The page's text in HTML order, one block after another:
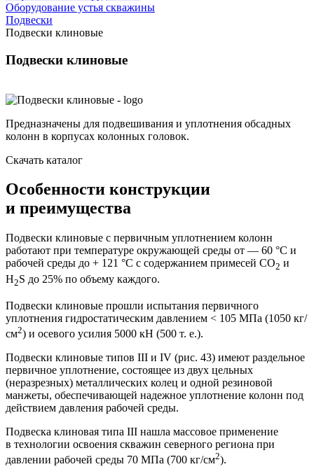
Оборудование устья скважины
Подвески
Подвески клиновые
Подвески клиновые
Предназначены для подвешивания и уплотнения обсадных
колонн в корпусах колонных головок.
Скачать каталог
Особенности конструкции
и преимущества
Подвески клиновые с первичным уплотнением колонн
работают при температуре окружающей среды от — 60 °С и
рабочей среды до + 121 °С с содержанием примесей СО2 и
H2S до 25% по объему каждого.
Подвески клиновые прошли испытания первичного
уплотнения гидростатическим давлением < 105 МПа (1050 кг/
см2) и осевого усилия 5000 кН (500 т. е.).
Подвески клиновые типов III и IV (рис. 43) имеют раздельное
первичное уплотнение, состоящее из двух цельных
(неразрезных) металлических колец и одной резиновой
манжеты, обеспечивающей надежное уплотнение колонн под
действием давления рабочей среды.
Подвеска клиновая типа III нашла массовое применение
в технологии освоения скважин северного региона при
давлении рабочей среды 70 МПа (700 кг/см2).